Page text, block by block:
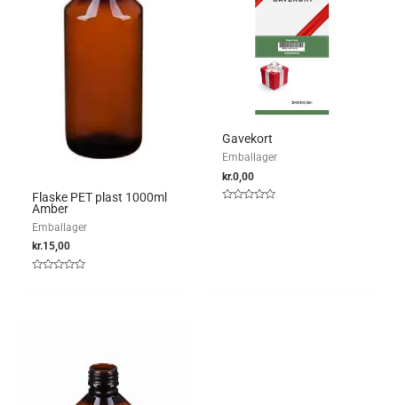
Flaske PET plast 1000ml
Amber
Emballager
kr.15,00
Gavekort
Emballager
kr.0,00